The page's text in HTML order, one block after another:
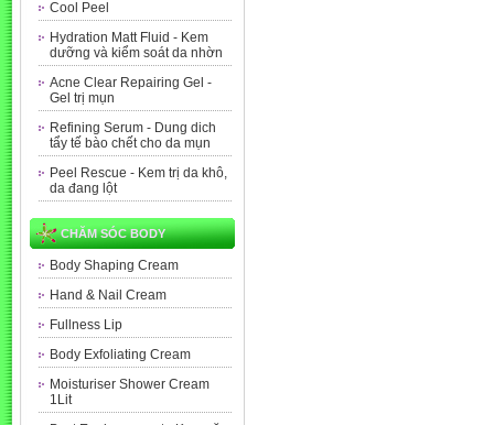
Cool Peel
Hydration Matt Fluid - Kem
dưỡng và kiểm soát da nhờn
Acne Clear Repairing Gel -
Gel trị mụn
Refining Serum - Dung dich
tẩy tế bào chết cho da mụn
Peel Rescue - Kem trị da khô,
da đang lột
CHĂM SÓC BODY
Body Shaping Cream
Hand & Nail Cream
Fullness Lip
Body Exfoliating Cream
Moisturiser Shower Cream
1Lit